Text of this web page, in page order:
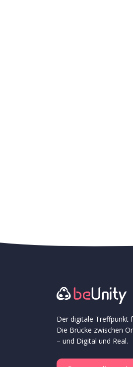
Der digitale Treffpunkt
Die Brücke zwischen
– und Digital und Real.